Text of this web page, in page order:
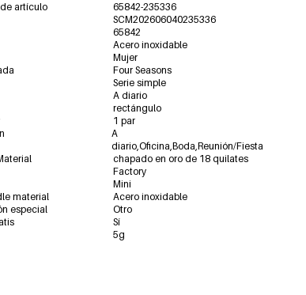
artículo
65842-235336
SCM202606040235336
65842
Acero inoxidable
Mujer
Four Seasons
Serie simple
A diario
rectángulo
1 par
A
diario,Oficina,Boda,Reunión/Fiesta
chapado en oro de 18 quilates
Factory
Mini
material
Acero inoxidable
especial
Otro
Sí
5g